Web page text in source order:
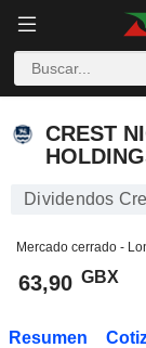
CREST
Dividendos
Mercado cerrado -
63,90 GBX
Resumen